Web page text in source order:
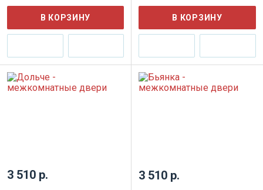
В КОРЗИНУ В КОРЗИНУ
3 510 р. 3 510 р.